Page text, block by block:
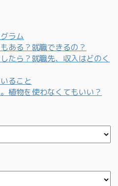
ラム
ある？就職できるの？
たら？就職先、収入はどのく
ること
植物を使わなくてもいい？